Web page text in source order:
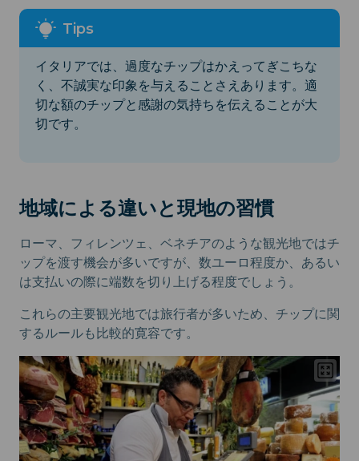
イタリアでは、過度なチップはかえってぎこちな
く、不誠実な印象を与えることさえあります。適
切な額のチップと感謝の気持ちを伝えることが大
切です。
地域による違いと現地の習慣
ローマ、フィレンツェ、ベネチアのような観光地ではチ
ップを渡す機会が多いですが、数ユーロ程度か、あるい
は支払いの際に端数を切り上げる程度でしょう。
これらの主要観光地では旅行者が多いため、チップに関
するルールも比較的寛容です。